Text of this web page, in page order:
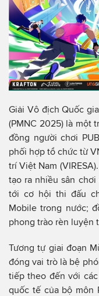
Giải Vô địch Quốc
(PMNC 2025) là một
đồng người chơi
phối hợp tổ chức từ
trí Việt Nam
tạo ra nhiều sân
tới cơ hội thi đấu
Mobile trong nước;
phong trào rèn luyện
Tương tự giai đoạn
đóng vai trò là bệ
tiếp theo đến với
quốc tế của bộ môn